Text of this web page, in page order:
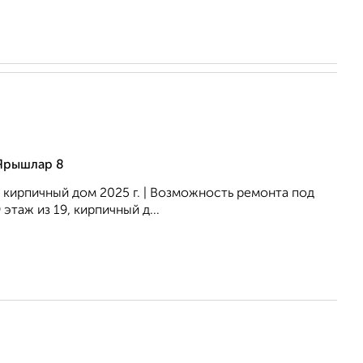
8
дом 2025 г. | Возможность ремонта под
из 19, кирпичный д...